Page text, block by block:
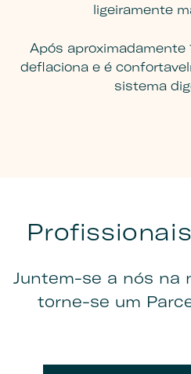
ligeiramente
Após aproximadamente
deflaciona e é
sistema
Juntem-se a nós na
torne-se um